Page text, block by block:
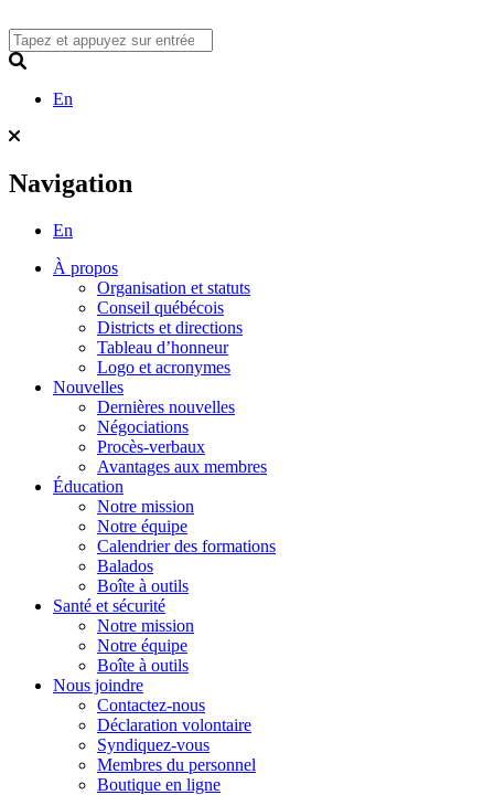
to
content
En
Navigation
En
À propos
Organisation et statuts
Conseil québécois
Districts et directions
Tableau d’honneur
Logo et acronymes
Nouvelles
Dernières nouvelles
Négociations
Procès-verbaux
Avantages aux membres
Éducation
Notre mission
Notre équipe
Calendrier des formations
Balados
Boîte à outils
Santé et sécurité
Notre mission
Notre équipe
Boîte à outils
Nous joindre
Contactez-nous
Déclaration volontaire
Syndiquez-vous
Membres du personnel
Boutique en ligne